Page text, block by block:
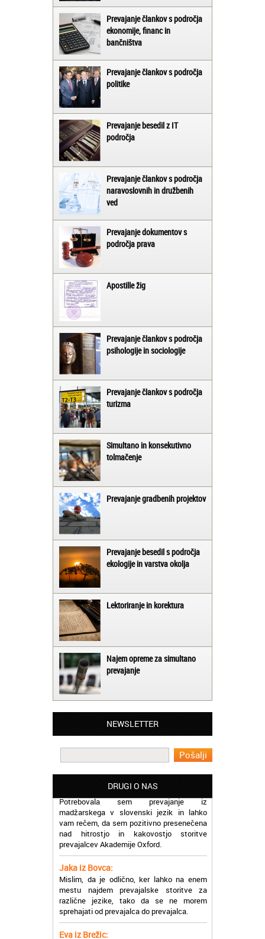
Prevajanje člankov s področja
ekonomije, financ in
bančništva
Prevajanje člankov s področja
politike
Prevajanje besedil z IT
področja
Prevajanje člankov s področja
naravoslovnih in družbenih
ved
Prevajanje dokumentov s
področja prava
Apostille žig
Prevajanje člankov s področja
psihologije in sociologije
Prevajanje člankov s področja
turizma
Simultano in konsekutivno
tolmačenje
Prevajanje gradbenih projektov
Prevajanje besedil s področja
ekologije in varstva okolja
Lektoriranje in korektura
Najem opreme za simultano
prevajanje
NEWSLETTER
DRUGI O NAS
Matjaž iz Ajdovščine:
Lahko pohvalim vse zaposlene v Akademiji
Oxford, ker so resnično profesionalni in
prevajalske storitve opravljajo hitro in
Martina iz Bleda:
Potrebovala sem prevajanje iz
madžarskega v slovenski jezik in lahko
vam rečem, da sem pozitivno presenečena
nad hitrostjo in kakovostjo storitve
prevajalcev Akademije Oxford.
Jaka iz Bovca:
Mislim, da je odlično, ker lahko na enem
mestu najdem prevajalske storitve za
različne jezike, tako da se ne morem
sprehajati od prevajalca do prevajalca.
Eva iz Brežic:
Nujno sem potrebovala prevod v francoski